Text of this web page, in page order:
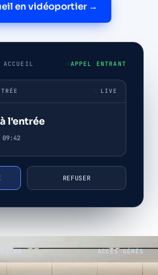
en vidéoportier →
APPEL ENTRANT
LIVE
l'entrée
REFUSER
ACCÈS GÉRÉS